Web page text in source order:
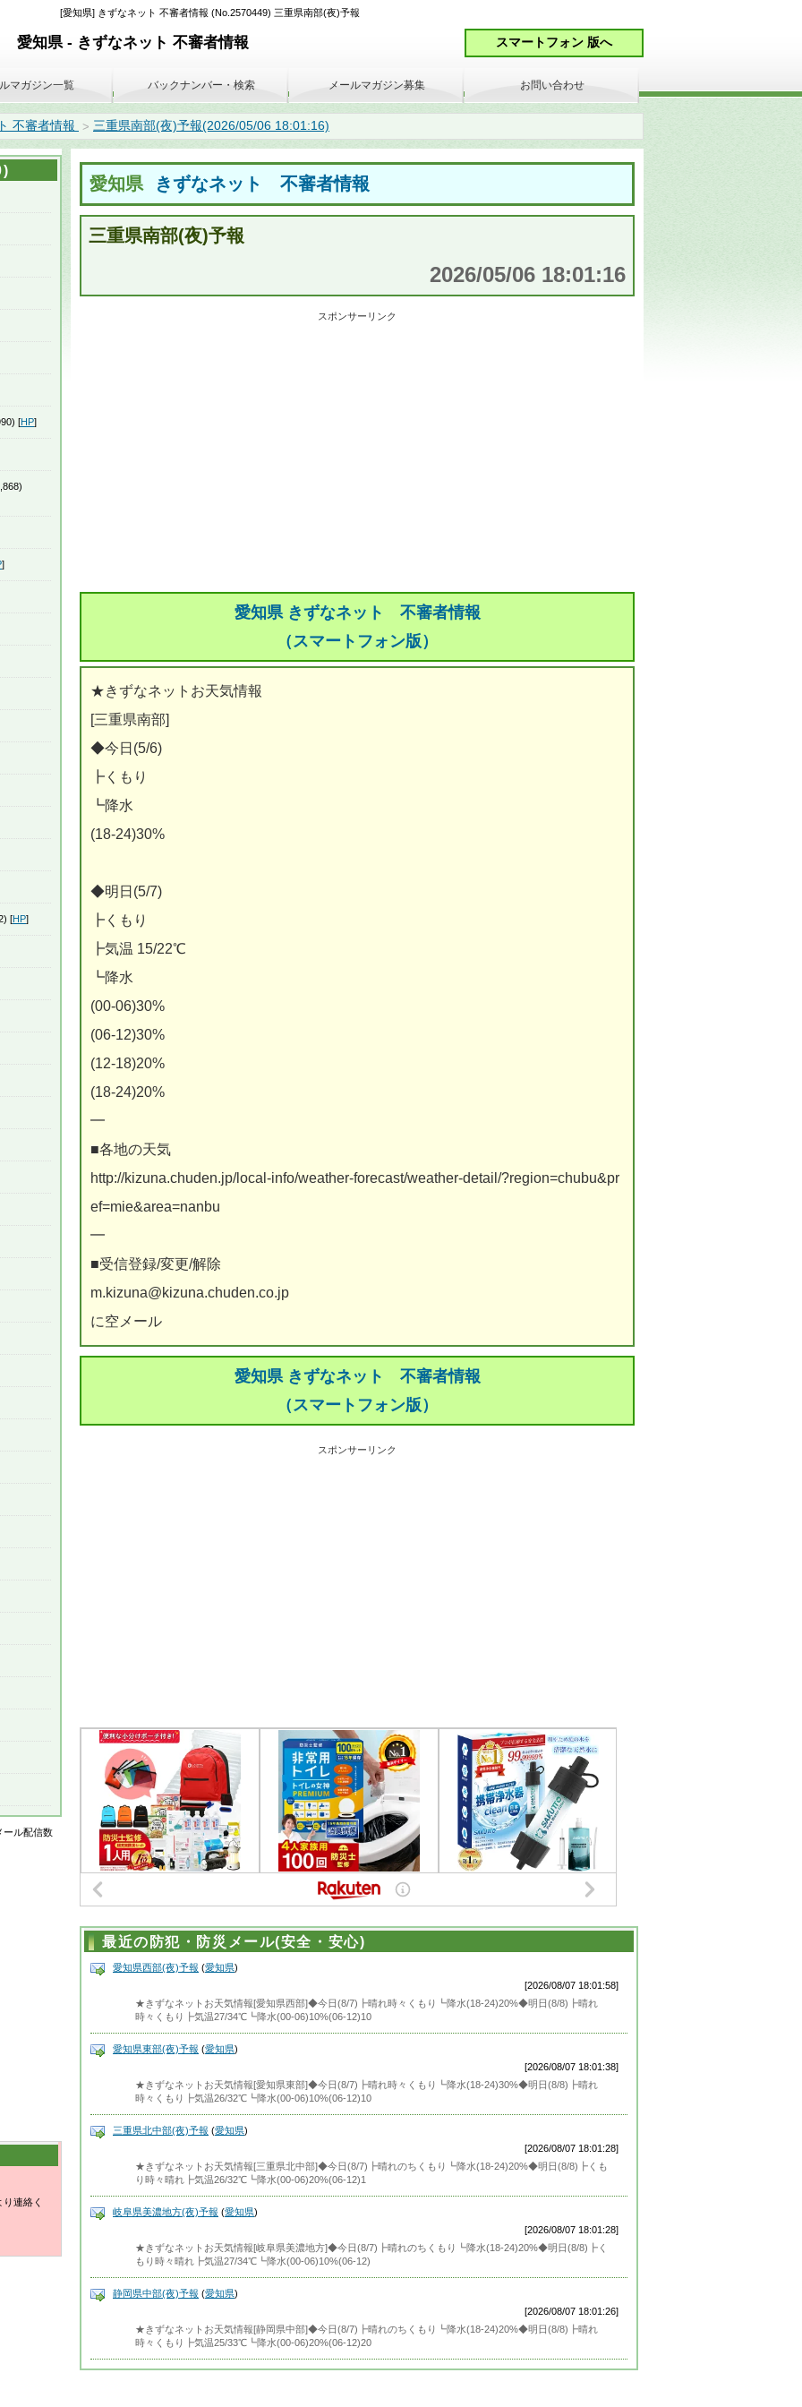
[愛知県] きずなネット 不審者情報 (No.2570449) 三重県南部(夜)予報
愛知県 - きずなネット 不審者情報
不審者情報 > 三重県南部(夜)予報(2026/05/06 18:01:16)
愛知県 きずなネット 不審者情報
三重県南部(夜)予報
2026/05/06 18:01:16
スポンサーリンク
愛知県 きずなネット 不審者情報
（スマートフォン版）
★きずなネットお天気情報
[三重県南部]
◆今日(5/6)
┣くもり
┗降水
(18-24)30%
◆明日(5/7)
┣くもり
┣気温 15/22℃
┗降水
(00-06)30%
(06-12)30%
(12-18)20%
(18-24)20%
━
■各地の天気
http://kizuna.chuden.jp/local-info/weather-forecast/weather-detail/?region=chubu&pr
ef=mie&area=nanbu
━
■受信登録/変更/解除
m.kizuna@kizuna.chuden.co.jp
に空メール
愛知県 きずなネット 不審者情報
（スマートフォン版）
スポンサーリンク
最近の防犯・防災メール(安全・安心)
愛知県西部(夜)予報 (愛知県)
[2026/08/07 18:01:58]
★きずなネットお天気情報[愛知県西部]◆今日(8/7)┣晴れ時々くもり┗降水(18-24)20%◆明日(8/8)┣晴れ
時々くもり┣気温27/34℃┗降水(00-06)10%(06-12)10
愛知県東部(夜)予報 (愛知県)
[2026/08/07 18:01:38]
★きずなネットお天気情報[愛知県東部]◆今日(8/7)┣晴れ時々くもり┗降水(18-24)30%◆明日(8/8)┣晴れ
時々くもり┣気温26/32℃┗降水(00-06)10%(06-12)10
三重県北中部(夜)予報 (愛知県)
[2026/08/07 18:01:28]
★きずなネットお天気情報[三重県北中部]◆今日(8/7)┣晴れのちくもり┗降水(18-24)20%◆明日(8/8)┣くも
り時々晴れ┣気温26/32℃┗降水(00-06)20%(06-12)1
岐阜県美濃地方(夜)予報 (愛知県)
[2026/08/07 18:01:28]
★きずなネットお天気情報[岐阜県美濃地方]◆今日(8/7)┣晴れのちくもり┗降水(18-24)20%◆明日(8/8)┣く
もり時々晴れ┣気温27/34℃┗降水(00-06)10%(06-12)
静岡県中部(夜)予報 (愛知県)
[2026/08/07 18:01:26]
★きずなネットお天気情報[静岡県中部]◆今日(8/7)┣晴れのちくもり┗降水(18-24)20%◆明日(8/8)┣晴れ
時々くもり┣気温25/33℃┗降水(00-06)20%(06-12)20
マガジン一覧 バックナンバー・検索 メールマガジン募集 お問い合わせ
[HP]
]
[HP]
ル配信数
り連絡く